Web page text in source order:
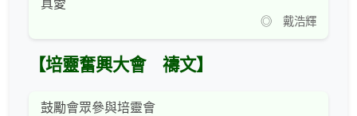
真愛
◎ 戴浩輝
【培靈奮興大會 禱文】
鼓勵會眾參與培靈會